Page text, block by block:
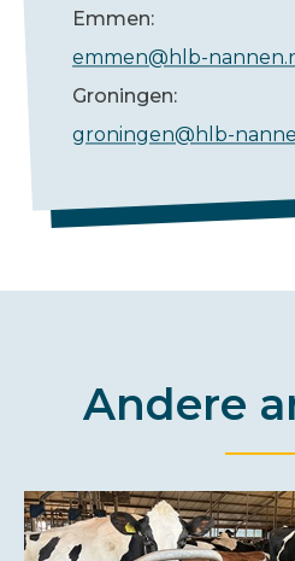
Emmen:
emmen@hlb-
Groningen:
groningen@hlb-
Andere